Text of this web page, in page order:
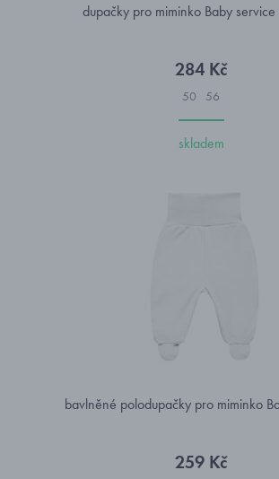
dupačky pro miminko Baby
284 Kč
50 56
skladem
bavlněné polodupačky pro miminko
259 Kč